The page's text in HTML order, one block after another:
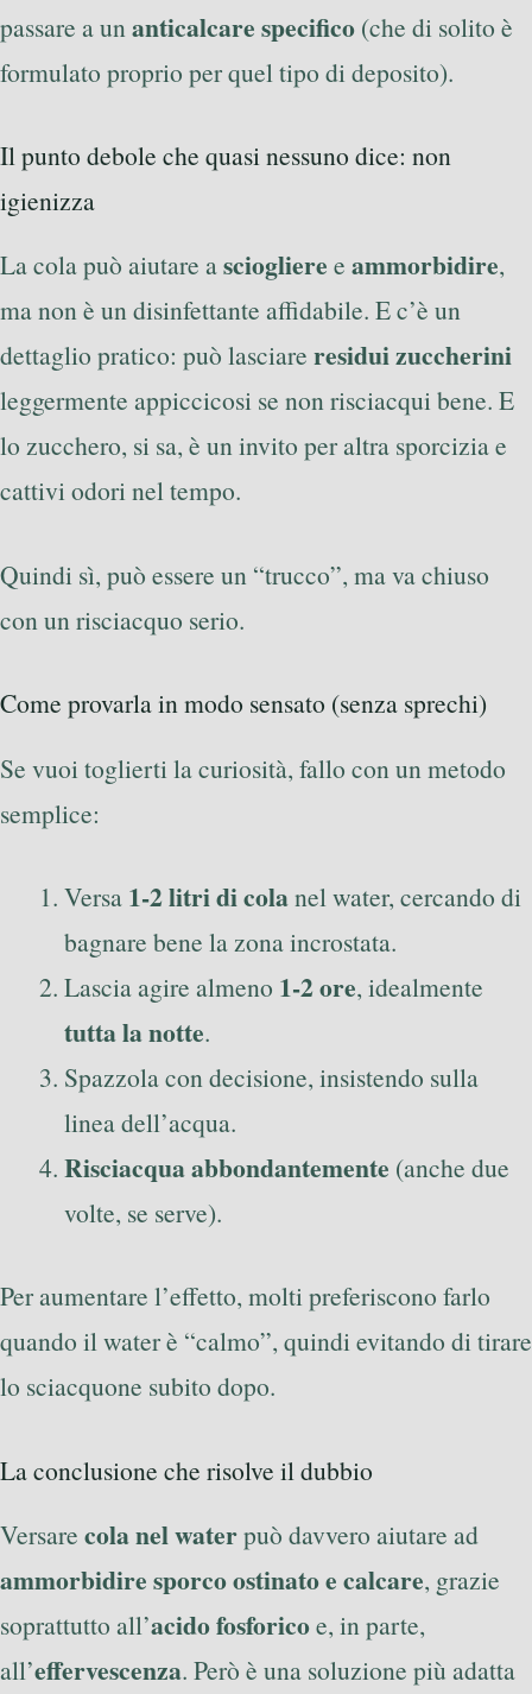
passare a un anticalcare specifico (che di solito è
formulato proprio per quel tipo di deposito).
Il punto debole che quasi nessuno dice: non
igienizza
La cola può aiutare asciogliere e ammorbidire,
ma non è un disinfettante affidabile. E c’è un
dettaglio pratico: può lasciare residui zuccherini
leggermente appiccicosi se non risciacqui bene. E
lo zucchero, si sa, è un invito per altra sporcizia e
cattivi odori nel tempo.
Quindi sì, può essere un “trucco”, ma va chiuso
con un risciacquo serio.
Come provarla in modo sensato (senza sprechi)
Se vuoi toglierti la curiosità, fallo con un metodo
semplice:
Versa 1-2 litri di colanel water, cercando di
bagnare bene la zona incrostata.
Lascia agire almeno 1-2 ore, idealmente
tutta la notte.
Spazzola con decisione, insistendo sulla
linea dell’acqua.
Risciacqua abbondantemente (anche due
volte, se serve).
Per aumentare l’effetto, molti preferiscono farlo
quando il water è “calmo”, quindi evitando di tirare
lo sciacquone subito dopo.
La conclusione che risolve il dubbio
Versare cola nel waterpuò davvero aiutare ad
ammorbidire sporco ostinato e calcare, grazie
soprattutto all’acido fosforicoe, in parte,
all’effervescenza. Però è una soluzione più adatta